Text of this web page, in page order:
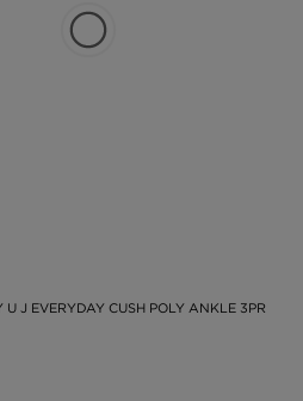
J EVERYDAY CUSH POLY ANKLE 3PR